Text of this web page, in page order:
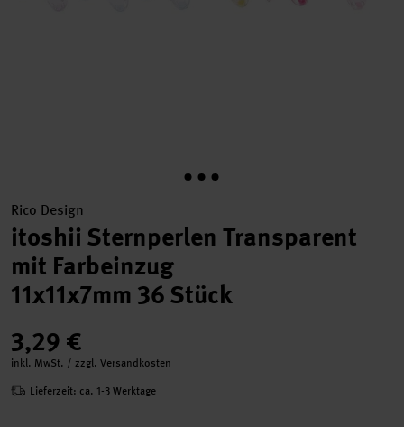
Rico Design
itoshii Sternperlen Transparent
mit Farbeinzug
11x11x7mm 36 Stück
3,29 €
inkl. MwSt. / zzgl. Versandkosten
Lieferzeit: ca. 1-3 Werktage